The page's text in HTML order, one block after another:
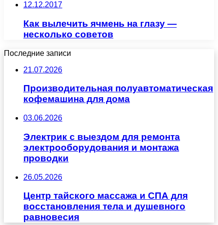
12.12.2017
Как вылечить ячмень на глазу —
несколько советов
Последние записи
21.07.2026
Производительная полуавтоматическая
кофемашина для дома
03.06.2026
Электрик с выездом для ремонта
электрооборудования и монтажа
проводки
26.05.2026
Центр тайского массажа и СПА для
восстановления тела и душевного
равновесия